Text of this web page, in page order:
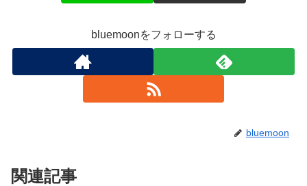
bluemoonをフォローする
bluemoon
関連記事